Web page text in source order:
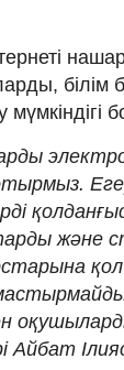
білім
және
Айбат